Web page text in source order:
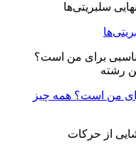
من است؟ همه چیز